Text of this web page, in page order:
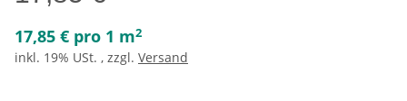
17,85 € pro 1 m2
inkl. 19% USt. , zzgl. Versand